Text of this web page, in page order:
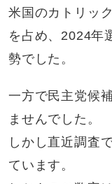
米国のカトリッ
を占め、2024年
勢でした。
一方で民主党候
ませんでした。
しかし直近調査
ています。